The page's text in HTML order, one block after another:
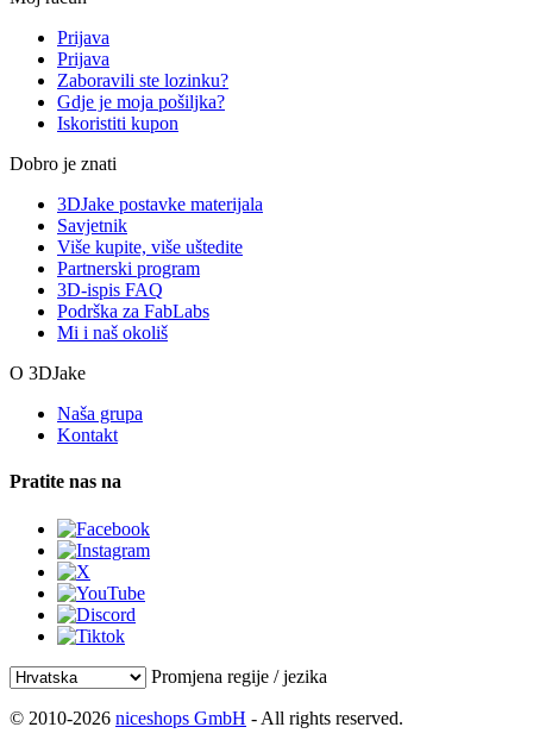
Prijava
Prijava
Zaboravili ste lozinku?
Gdje je moja pošiljka?
Iskoristiti kupon
Dobro je znati
3DJake postavke materijala
Savjetnik
Više kupite, više uštedite
Partnerski program
3D-ispis FAQ
Podrška za FabLabs
Mi i naš okoliš
O 3DJake
Naša grupa
Kontakt
Pratite nas na
Promjena regije / jezika
© 2010-2026 niceshops GmbH - All rights reserved.